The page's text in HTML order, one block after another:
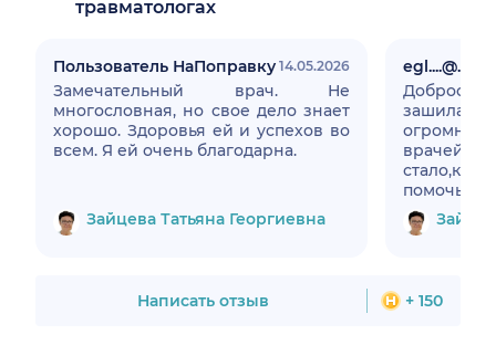
травматологах
Пользователь НаПоправку 14.05.2026
Замечательный врач. Не
многословная, но свое дело знает
хорошо. Здоровья ей и успехов во
всем. Я ей очень благодарна.
Зайцева Татьяна Георгиевна
зашила
огромное
врачей
помочь
Написать отзыв + 150